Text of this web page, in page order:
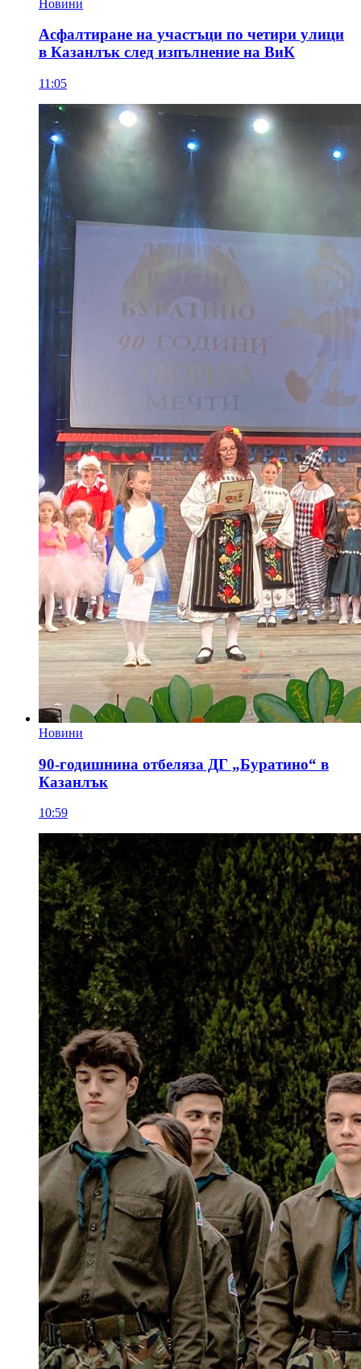
Новини
Асфалтиране на участъци по четири улици
в Казанлък след изпълнение на ВиК
11:05
Новини
90-годишнина отбеляза ДГ „Буратино“ в
Казанлък
10:59